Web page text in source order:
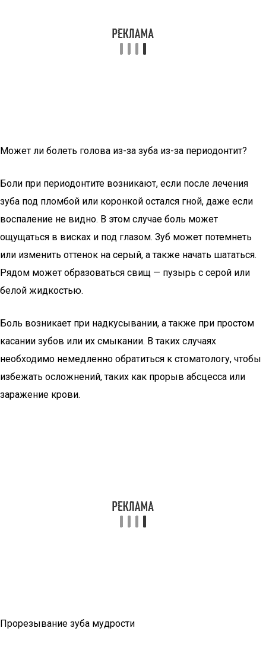
Может ли болеть голова из-за зуба из-за периодонтит?
Боли при периодонтите возникают, если после лечения
зуба под пломбой или коронкой остался гной, даже если
воспаление не видно. В этом случае боль может
ощущаться в висках и под глазом. Зуб может потемнеть
или изменить оттенок на серый, а также начать шататься.
Рядом может образоваться свищ — пузырь с серой или
белой жидкостью.
Боль возникает при надкусывании, а также при простом
касании зубов или их смыкании. В таких случаях
необходимо немедленно обратиться к стоматологу, чтобы
избежать осложнений, таких как прорыв абсцесса или
заражение крови.
Прорезывание зуба мудрости